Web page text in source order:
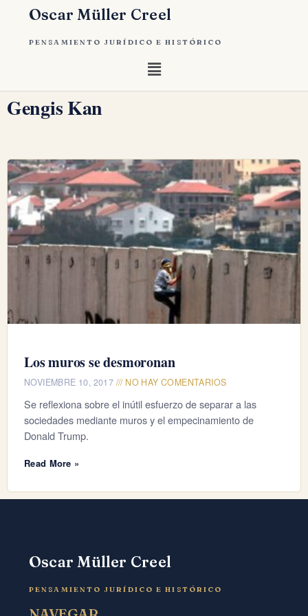
Oscar Müller Creel
PENSAMIENTO JURÍDICO E HISTÓRICO
Gengis Kan
Los muros se desmoronan
NOVIEMBRE 10, 2017 NO HAY COMENTARIOS
Se reflexiona sobre el inútil esfuerzo de separar a las
sociedades mediante muros y el empecinamiento de
Donald Trump.
Read More »
Oscar Müller Creel
PENSAMIENTO JURÍDICO E HISTÓRICO